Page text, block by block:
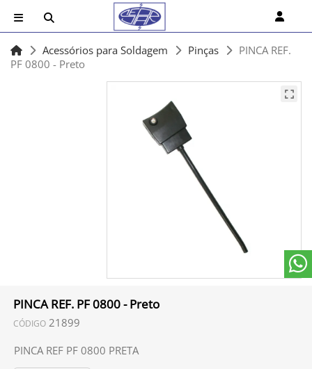
Acessórios para Soldagem Pinças
PINCA REF.
PF 0800 - Preto
PINCA REF. PF 0800 - Preto
CÓDIGO 21899
PINCA REF PF 0800 PRETA